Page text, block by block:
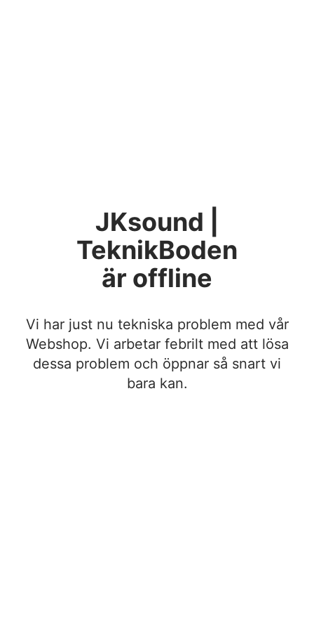
JKsound |
TeknikBoden
är offline
Vi har just nu tekniska problem med vår
Webshop. Vi arbetar febrilt med att lösa
dessa problem och öppnar så snart vi
bara kan.